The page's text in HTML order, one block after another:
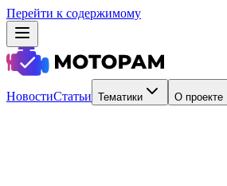
Перейти к содержимому
НовостиСтатьи Тематики О проекте